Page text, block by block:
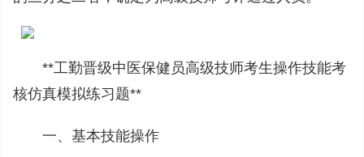
**工勤晋级中医保健员高级技师考生操作技能考
核仿真模拟练习题**
一、基本技能操作